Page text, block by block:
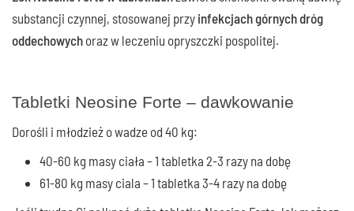
substancji czynnej, stosowanej przy infekcjach górnych dróg
oddechowych oraz w leczeniu opryszczki pospolitej.
Tabletki Neosine Forte – dawkowanie
Dorośli i młodzież o wadze od 40 kg:
40-60 kg masy ciała – 1 tabletka 2-3 razy na dobę
61-80 kg masy ciala – 1 tabletka 3-4 razy na dobę